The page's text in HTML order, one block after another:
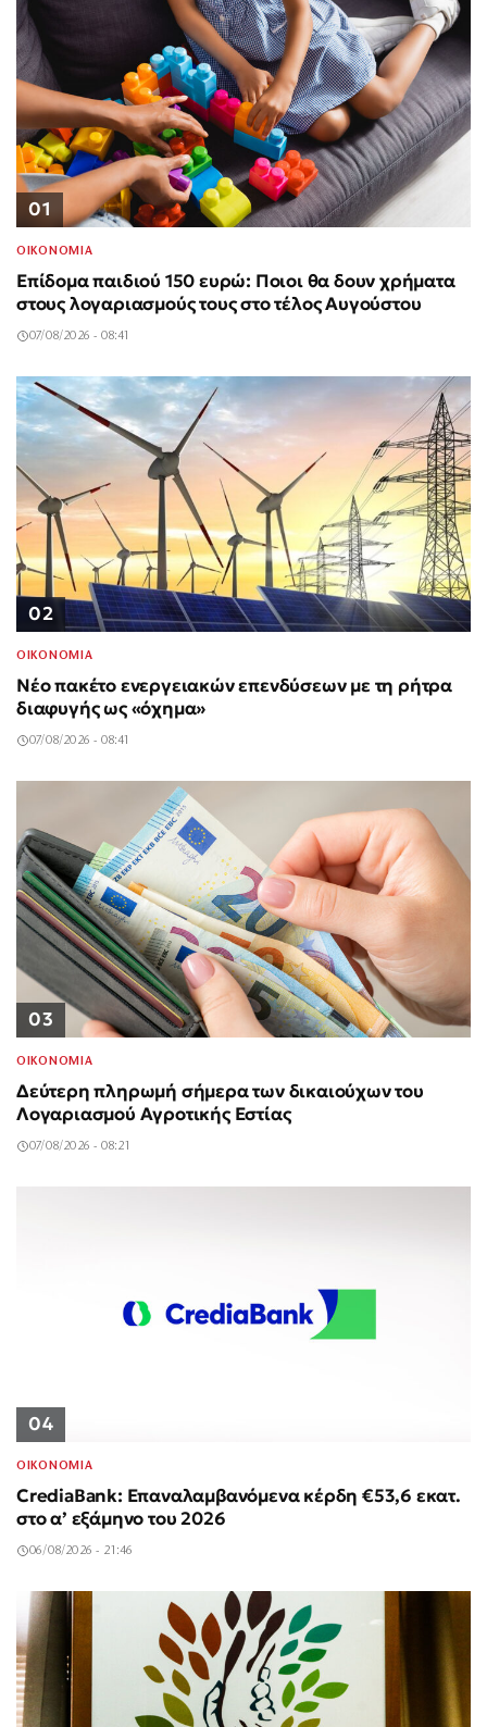
01
ΟΙΚΟΝΟΜΙΑ
Επίδομα παιδιού 150 ευρώ: Ποιοι θα δουν χρήματα
στους λογαριασμούς τους στο τέλος Αυγούστου
07/08/2026 - 08:41
02
ΟΙΚΟΝΟΜΙΑ
Νέο πακέτο ενεργειακών επενδύσεων με τη ρήτρα
διαφυγής ως «όχημα»
07/08/2026 - 08:41
03
ΟΙΚΟΝΟΜΙΑ
Δεύτερη πληρωμή σήμερα των δικαιούχων του
Λογαριασμού Αγροτικής Εστίας
07/08/2026 - 08:21
04
ΟΙΚΟΝΟΜΙΑ
CrediaBank: Επαναλαμβανόμενα κέρδη €53,6 εκατ.
στο α’ εξάμηνο του 2026
06/08/2026 - 21:46